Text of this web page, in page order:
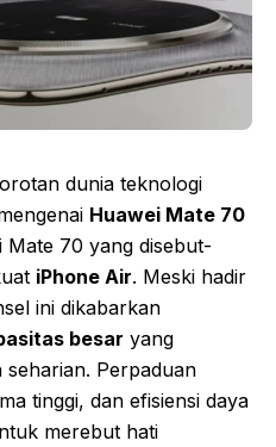
dunia teknologi
Huawei Mate 70
Mate 70 yang disebut-
iPhone Air. Meski hadir
ini dikabarkan
besar yang
Perpaduan
tinggi, dan efisiensi daya
merebut hati